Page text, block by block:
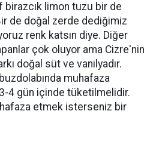
birazcık limon tuzu bir de
de doğal zerde dediğimiz
renk katsın diye. Diğer
çok oluyor ama Cizre'nin
doğal süt ve vanilyadır.
muhafaza
4 gün içinde tüketilmelidir.
etmek isterseniz bir